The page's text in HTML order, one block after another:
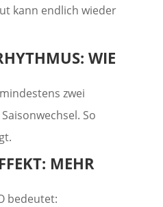
kann endlich wieder
WIE
zwei
So
MEHR
bedeutet: